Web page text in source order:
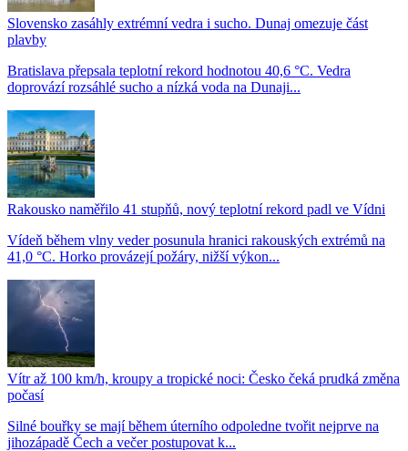
Slovensko zasáhly extrémní vedra i sucho. Dunaj omezuje část
plavby
Bratislava přepsala teplotní rekord hodnotou 40,6 °C. Vedra
doprovází rozsáhlé sucho a nízká voda na Dunaji...
Rakousko naměřilo 41 stupňů, nový teplotní rekord padl ve Vídni
Vídeň během vlny veder posunula hranici rakouských extrémů na
41,0 °C. Horko provázejí požáry, nižší výkon...
Vítr až 100 km/h, kroupy a tropické noci: Česko čeká prudká změna
počasí
Silné bouřky se mají během úterního odpoledne tvořit nejprve na
jihozápadě Čech a večer postupovat k...